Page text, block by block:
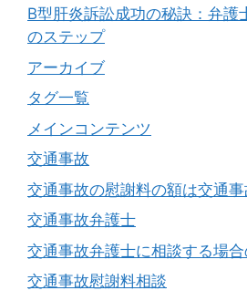
B型肝炎訴訟成功の秘訣：弁護
のステップ
アーカイブ
タグ一覧
メインコンテンツ
交通事故
交通事故の慰謝料の額は交通
交通事故弁護士
交通事故弁護士に相談する場
交通事故慰謝料相談